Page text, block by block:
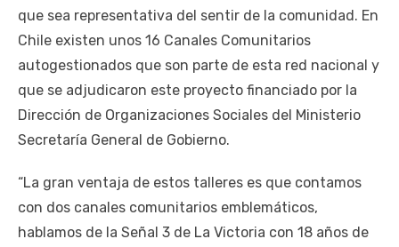
que sea representativa del sentir de la comunidad. En
Chile existen unos 16 Canales Comunitarios
autogestionados que son parte de esta red nacional y
que se adjudicaron este proyecto financiado por la
Dirección de Organizaciones Sociales del Ministerio
Secretaría General de Gobierno.
“La gran ventaja de estos talleres es que contamos
con dos canales comunitarios emblemáticos,
hablamos de la Señal 3 de La Victoria con 18 años de